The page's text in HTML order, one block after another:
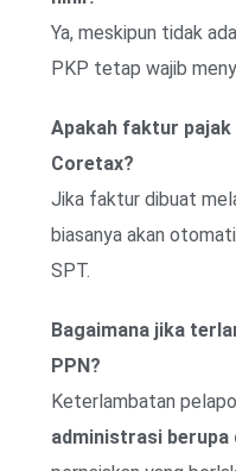
Ya, meskipun tidak
PKP tetap wajib
Apakah faktur
Coretax?
Jika faktur dibuat
biasanya akan
SPT.
Bagaimana jika
PPN?
Keterlambatan
administrasi berupa